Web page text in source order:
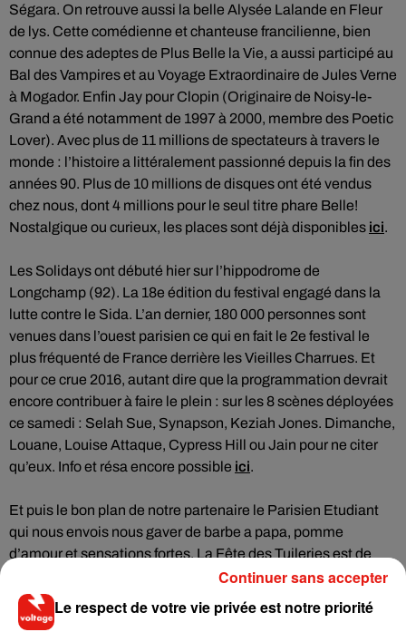
Ségara. On retrouve aussi la belle Alysée Lalande en Fleur
de lys. Cette comédienne et chanteuse francilienne, bien
connue des adeptes de Plus Belle la Vie, a aussi participé au
Bal des Vampires et au Voyage Extraordinaire de Jules Verne
à Mogador. Enfin Jay pour Clopin (Originaire de Noisy-le-
Grand a été notamment de 1997 à 2000, membre des Poetic
Lover). Avec plus de 11 millions de spectateurs à travers le
monde : l’histoire a littéralement passionné depuis la fin des
années 90. Plus de 10 millions de disques ont été vendus
chez nous, dont 4 millions pour le seul titre phare Belle!
Nostalgique ou curieux, les places sont déjà disponibles ici.
Les Solidays ont débuté hier sur l’hippodrome de
Longchamp (92). La 18e édition du festival engagé dans la
lutte contre le Sida. L’an dernier, 180 000 personnes sont
venues dans l’ouest parisien ce qui en fait le 2e festival le
plus fréquenté de France derrière les Vieilles Charrues. Et
pour ce crue 2016, autant dire que la programmation devrait
encore contribuer à faire le plein : sur les 8 scènes déployées
ce samedi : Selah Sue, Synapson, Keziah Jones. Dimanche,
Louane, Louise Attaque, Cypress Hill ou Jain pour ne citer
qu’eux. Info et résa encore possible ici.
Et puis le bon plan de notre partenaire le Parisien Etudiant
qui nous envois nous gaver de barbe a papa, pomme
d’amour et sensations fortes. La Fête des Tuileries est de
retour dès ce samedi jusqu’au 22 août. 80 attractions
foraines (dont 20 manèges), chevaux de bois, palais des
glaces, auto-tamponneuses, trains fantômes, tirs à la
Le respect de votre vie privée est notre priorité
Continuer sans accepter